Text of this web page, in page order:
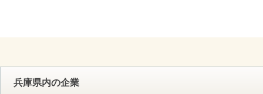
兵庫県内の企業